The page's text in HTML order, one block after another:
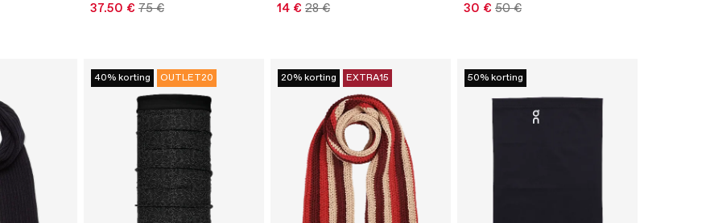
37.50 € 75 € 14 € 28 € 30 € 50 €
40% korting OUTLET20 20% korting EXTRA15 50% korting